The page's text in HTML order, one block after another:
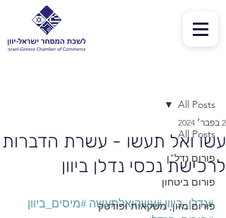
All Posts
פורום נדל"ן
פורום ביטחון
פורום מזון, משקאות ופודטק
All Posts
עשו ואל תעשו - עשרת הדברות
לרכישת נכסי נדלן ביוון
2 בפבר׳ 2024
#נדלן_ביוון #עשהואלתעשה #מיסים_ביוון